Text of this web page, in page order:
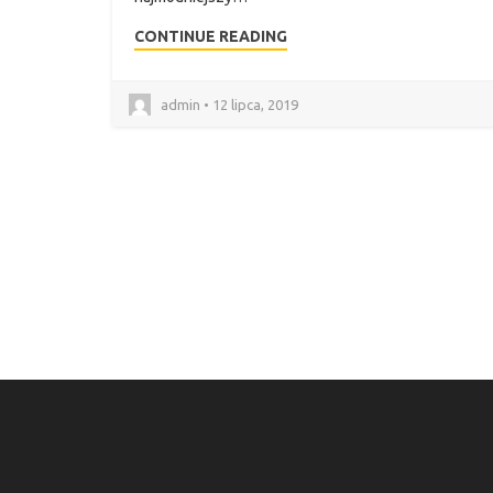
CONTINUE READING
admin • 12 lipca, 2019